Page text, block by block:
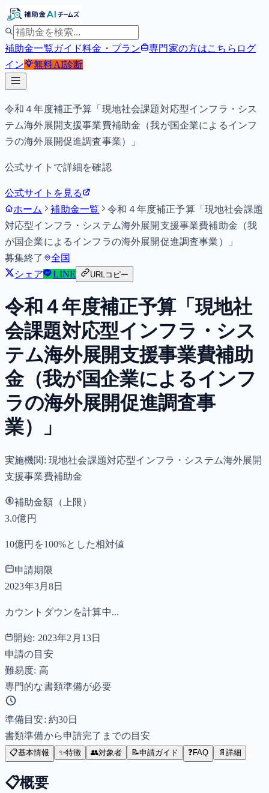
補助金一覧ガイド料金・プラン 専門家の方はこちら ログ
イン
無料AI診断
令和４年度補正予算「現地社会課題対応型インフラ・シス
テム海外展開支援事業費補助金（我が国企業によるインフ
ラの海外展開促進調査事業）」
公式サイトで詳細を確認
公式サイトを見る
ホーム
補助金一覧
令和４年度補正予算「現地社会課題
対応型インフラ・システム海外展開支援事業費補助金（我
が国企業によるインフラの海外展開促進調査事業）」
募集終了
全国
シェア
LINE URLコピー
令和４年度補正予算「現地社
会課題対応型インフラ・シス
テム海外展開支援事業費補助
金（我が国企業によるインフ
ラの海外展開促進調査事
業）」
実施機関: 現地社会課題対応型インフラ・システム海外展開
支援事業費補助金
補助金額（上限）
3.0億円
10億円を100%とした相対値
申請期限
2023年3月8日
カウントダウンを計算中...
開始: 2023年2月13日
申請の目安
難易度: 高
専門的な書類準備が必要
準備目安: 約30日
書類準備から申請完了までの目安
📋基本情報 ✨特徴 👥対象者 📝申請ガイド ❓FAQ 📄 詳細
📋概要